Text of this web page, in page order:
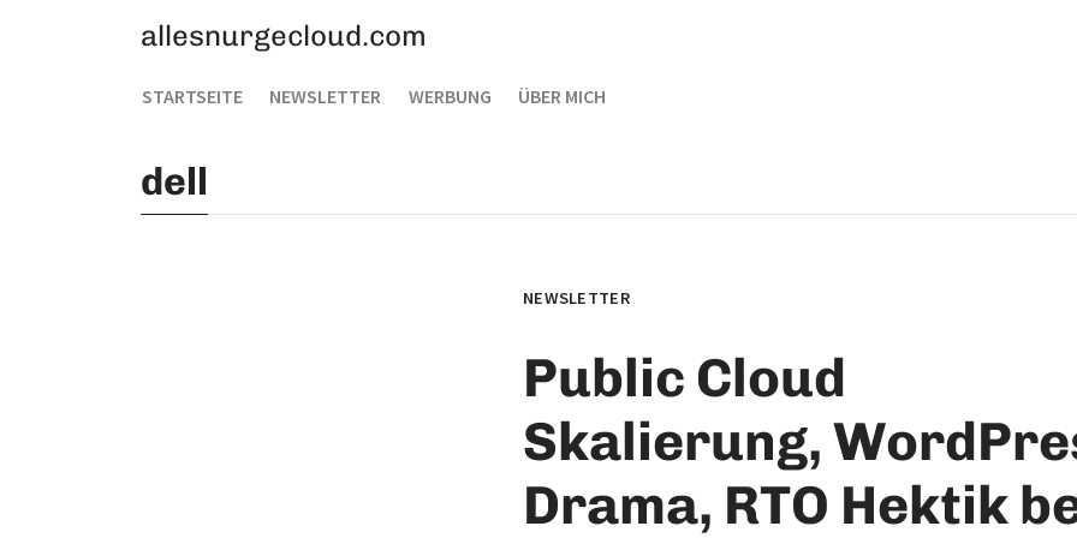
allesnurgecloud.com
STARTSEITE NEWSLETTER WERBUNG ÜBER MICH
dell
NEWSLETTER
Public Cloud
Skalierung,
Drama, RTO Hektik